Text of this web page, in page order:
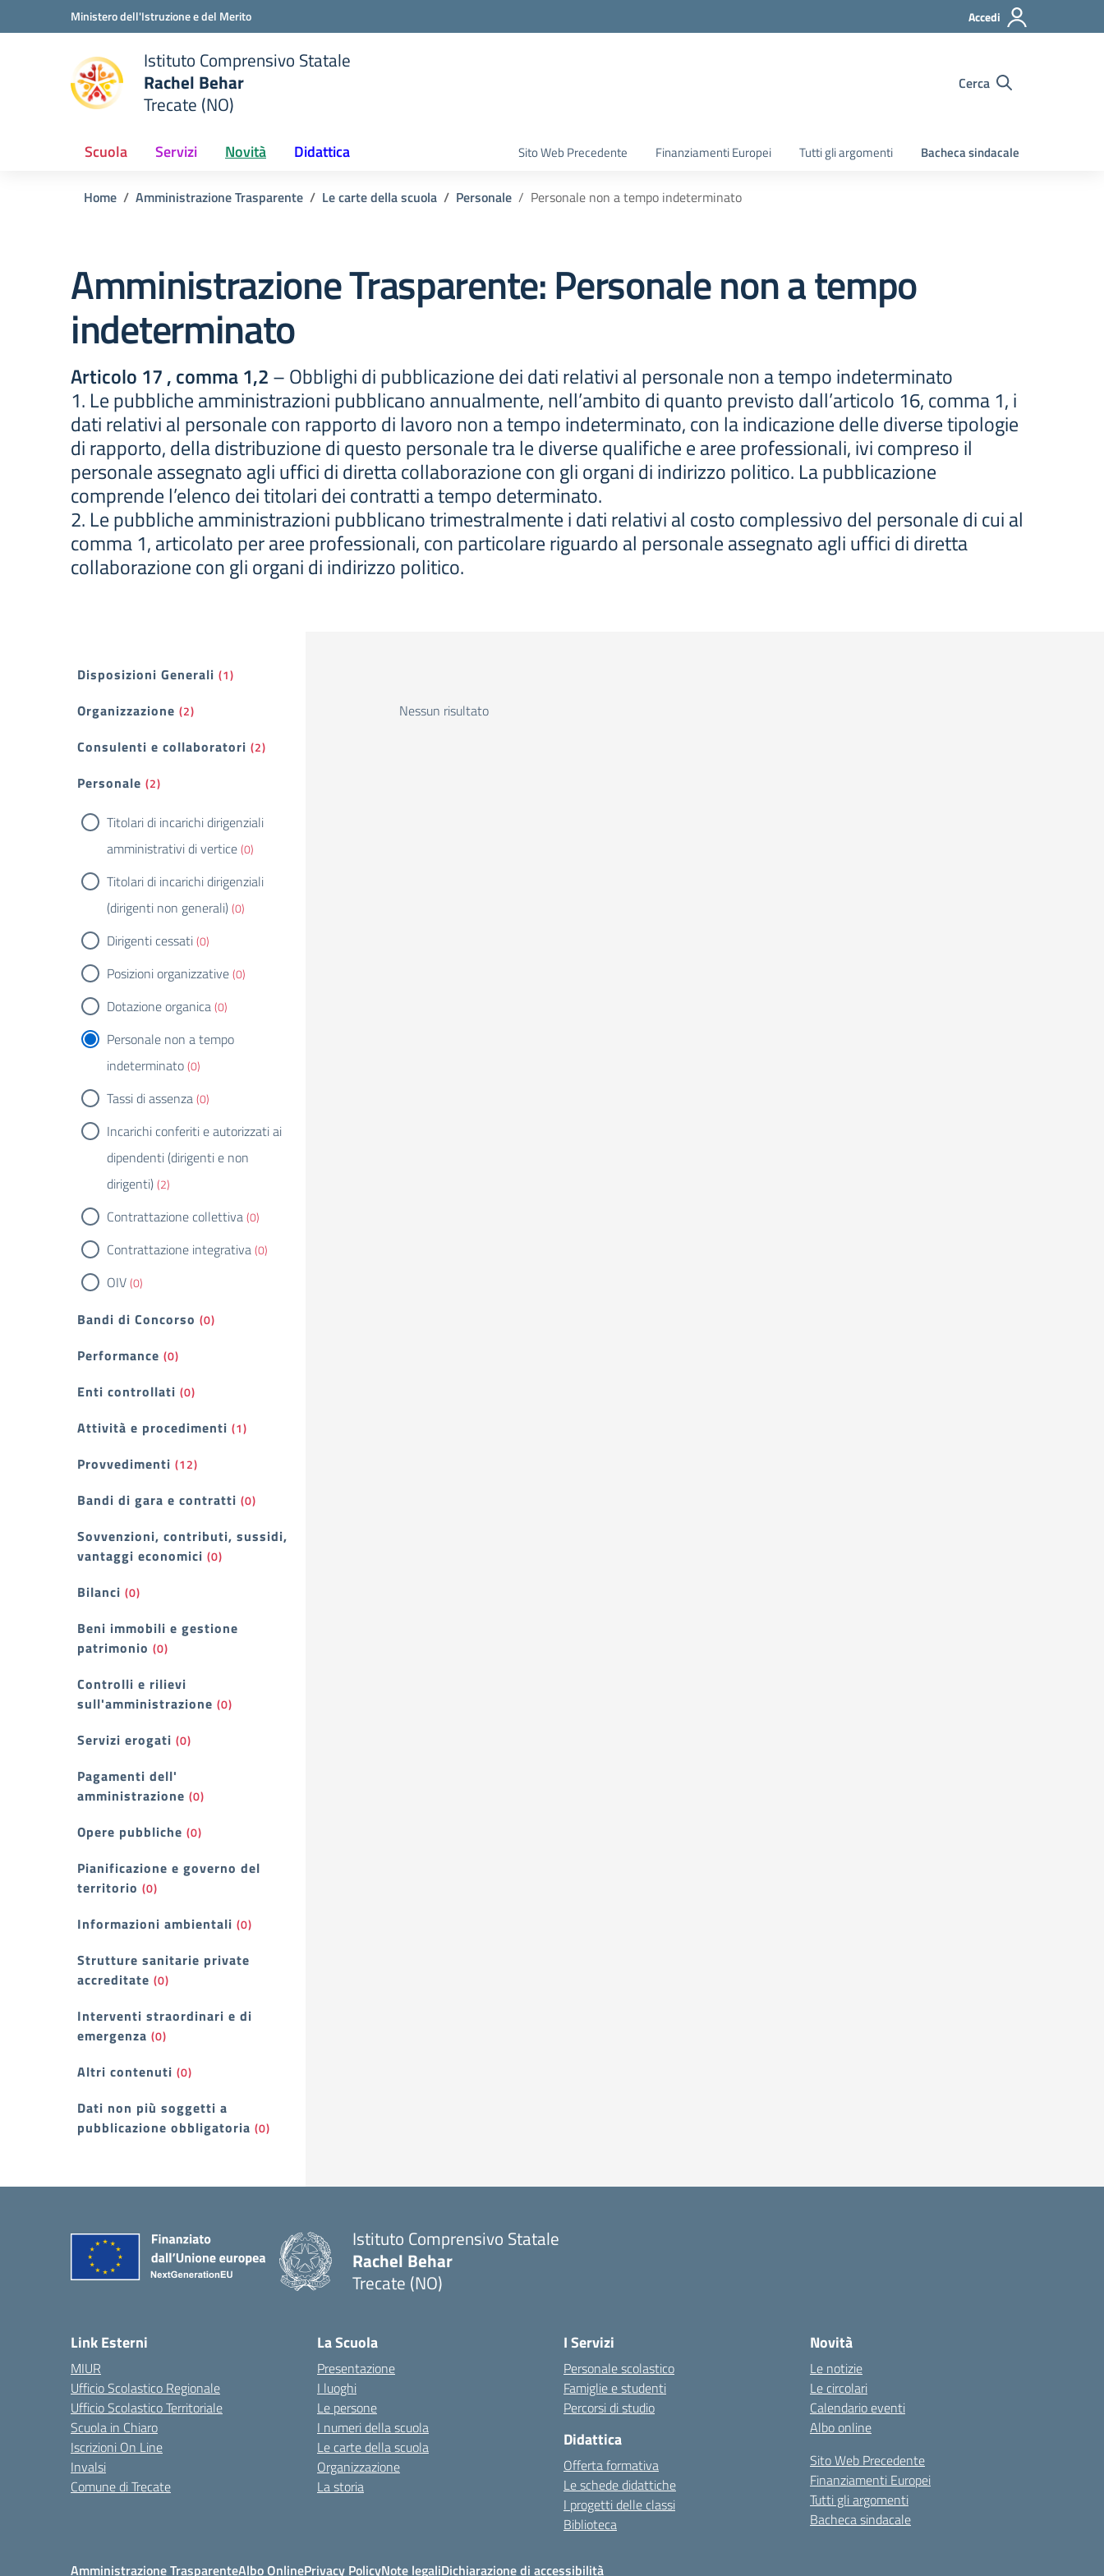
Vai ai contenuti
Vai al menu di navigazioneMinistero dell'Istruzione e del Merito Accedi
scuola
Istituto Comprensivo Statale
Rachel Behar
Trecate (NO)
Cerca
Scuola Servizi Novità Didattica Sito Web Precedente Finanziamenti Europei Tutti gli argomenti Bacheca sindacale
Home Amministrazione Trasparente Le carte della scuola Personale Personale non a tempo indeterminato
Amministrazione Trasparente:Personale non a tempo
indeterminato
Articolo 17 , comma 1,2– Obblighi di pubblicazione dei dati relativi al personale non a tempo indeterminato
1. Le pubbliche amministrazioni pubblicano annualmente, nell’ambito di quanto previsto dall’articolo 16, comma 1, i
dati relativi al personale con rapporto di lavoro non a tempo indeterminato, con la indicazione delle diverse tipologie
di rapporto, della distribuzione di questo personale tra le diverse qualifiche e aree professionali, ivi compreso il
personale assegnato agli uffici di diretta collaborazione con gli organi di indirizzo politico. La pubblicazione
comprende l’elenco dei titolari dei contratti a tempo determinato.
2. Le pubbliche amministrazioni pubblicano trimestralmente i dati relativi al costo complessivo del personale di cui al
comma 1, articolato per aree professionali, con particolare riguardo al personale assegnato agli uffici di diretta
collaborazione con gli organi di indirizzo politico.
Filtri
Disposizioni Generali (1)
Organizzazione (2)
Consulenti e collaboratori (2)
Personale (2)
Titolari di incarichi dirigenziali
amministrativi di vertice(0)
Titolari di incarichi dirigenziali
(dirigenti non generali)(0)
Dirigenti cessati(0)
Posizioni organizzative(0)
Dotazione organica(0)
Personale non a tempo
indeterminato(0)
Tassi di assenza(0)
Incarichi conferiti e autorizzati ai
dipendenti (dirigenti e non
dirigenti)(2)
Contrattazione collettiva(0)
Contrattazione integrativa(0)
OIV(0)
Bandi di Concorso (0)
Performance (0)
Enti controllati (0)
Attività e procedimenti (1)
Provvedimenti (12)
Bandi di gara e contratti (0)
Sovvenzioni, contributi, sussidi,
vantaggi economici (0)
Bilanci (0)
Beni immobili e gestione
patrimonio (0)
Controlli e rilievi
sull'amministrazione (0)
Servizi erogati (0)
Pagamenti dell'
amministrazione (0)
Opere pubbliche (0)
Pianificazione e governo del
territorio (0)
Informazioni ambientali (0)
Strutture sanitarie private
accreditate (0)
Interventi straordinari e di
emergenza (0)
Altri contenuti (0)
Dati non più soggetti a
pubblicazione obbligatoria (0)
Nessun risultato
Istituto Comprensivo Statale
Rachel Behar
Trecate (NO)
Link Esterni
MIUR
Ufficio Scolastico Regionale
Ufficio Scolastico Territoriale
Scuola in Chiaro
Iscrizioni On Line
Invalsi
Comune di Trecate
La Scuola
Presentazione
I luoghi
Le persone
I numeri della scuola
Le carte della scuola
Organizzazione
La storia
I Servizi
Personale scolastico
Famiglie e studenti
Percorsi di studio
Didattica
Offerta formativa
Le schede didattiche
I progetti delle classi
Biblioteca
Novità
Le notizie
Le circolari
Calendario eventi
Albo online
Sito Web Precedente
Finanziamenti Europei
Tutti gli argomenti
Bacheca sindacale
Amministrazione TrasparenteAlbo OnlinePrivacy PolicyNote legaliDichiarazione di accessibilità